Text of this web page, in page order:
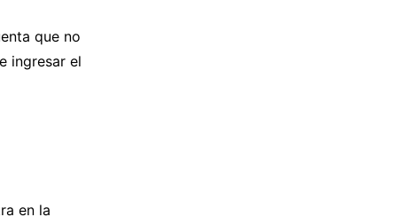
que no
ingresar el
en la